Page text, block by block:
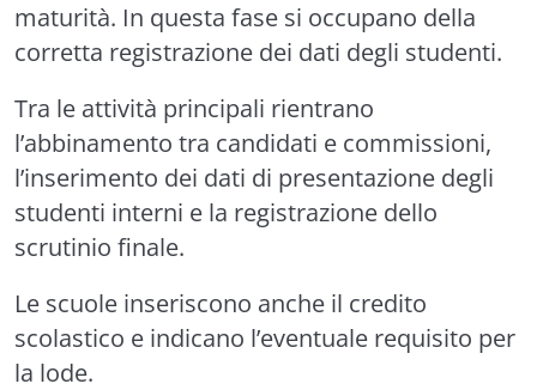
maturità. In questa fase si occupano della
corretta registrazione dei dati degli studenti.
Tra le attività principali rientrano
l’abbinamento tra candidati e commissioni,
l’inserimento dei dati di presentazione degli
studenti interni e la registrazione dello
scrutinio finale.
Le scuole inseriscono anche il credito
scolastico e indicano l’eventuale requisito per
la lode.